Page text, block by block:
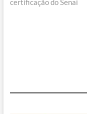
certificação do Senai